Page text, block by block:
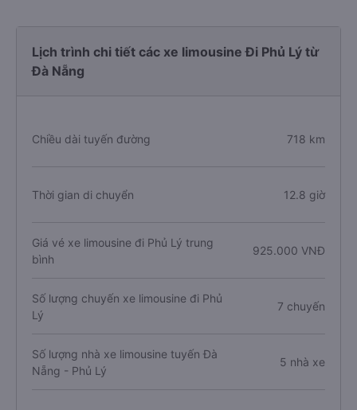
Lịch trình chi tiết các xe limousine Đi Phủ Lý từ
Đà Nẵng
Chiều dài tuyến đường 718 km
Thời gian di chuyển 12.8 giờ
Giá vé xe limousine đi Phủ Lý trung
bình
925.000 VNĐ
Số lượng chuyến xe limousine đi Phủ
Lý
7 chuyến
Số lượng nhà xe limousine tuyến Đà
Nẵng - Phủ Lý
5 nhà xe